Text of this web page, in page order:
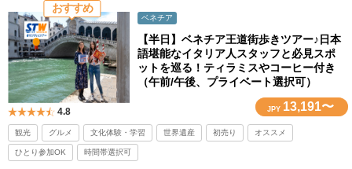
おすすめ
4.8
ベネチア
【半日】ベネチア王道街歩きツアー♪日本
語堪能なイタリア人スタッフと必見スポ
ットを巡る！ティラミスやコーヒー付き
（午前/午後、プライベート選択可）
JPY 13,191〜
観光 グルメ 文化体験・学習 世界遺産 初売り オススメ
ひとり参加OK 時間帯選択可